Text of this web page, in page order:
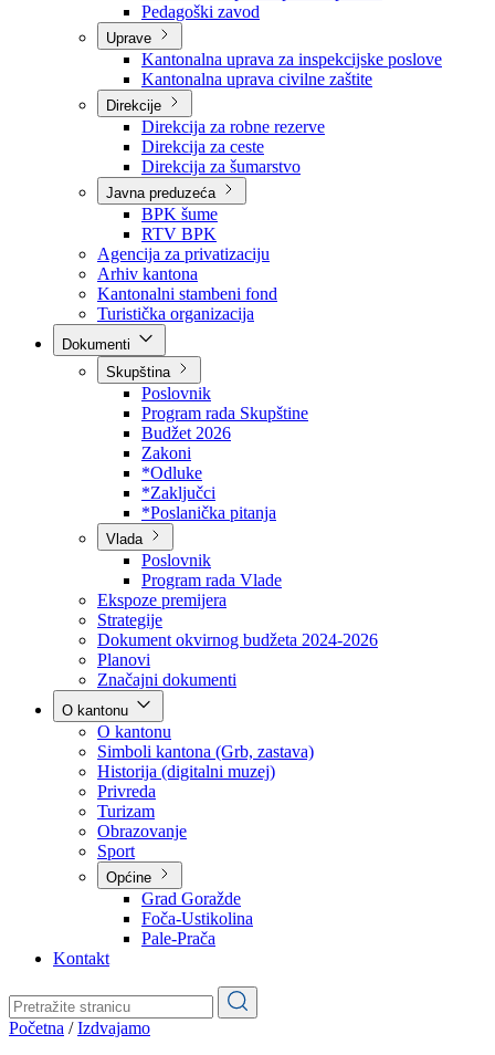
Zavod zdravstvenog osiguranja
Zavod za javno zdravstvo
Zavod za besplatnu pravnu pomoć
Pedagoški zavod
Uprave
Kantonalna uprava za inspekcijske poslove
Kantonalna uprava civilne zaštite
Direkcije
Direkcija za robne rezerve
Direkcija za ceste
Direkcija za šumarstvo
Javna preduzeća
BPK šume
RTV BPK
Agencija za privatizaciju
Arhiv kantona
Kantonalni stambeni fond
Turistička organizacija
Skupština
Poslovnik
Program rada Skupštine
Budžet 2026
Zakoni
*Odluke
*Zaključci
*Poslanička pitanja
Vlada
Poslovnik
Program rada Vlade
Ekspoze premijera
Strategije
Dokument okvirnog budžeta 2024-2026
Planovi
Značajni dokumenti
O kantonu
O kantonu
Simboli kantona (Grb, zastava)
Historija (digitalni muzej)
Privreda
Turizam
Obrazovanje
Općine
Pale-Prača
Kontakt